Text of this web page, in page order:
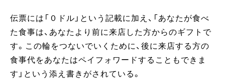
伝票には「０ドル」という記載に加え、「あなたが食べ
た食事は、あなたより前に来店した方からのギフトで
す。この輪をつないでいくために、後に来店する方の
食事代をあなたはペイフォワードすることもできま
す」という添え書きがされている。